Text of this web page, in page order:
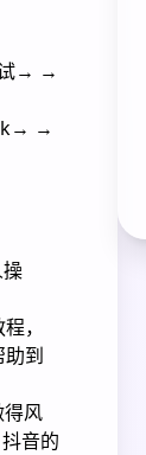
试→ →
→
，
到
风
音的